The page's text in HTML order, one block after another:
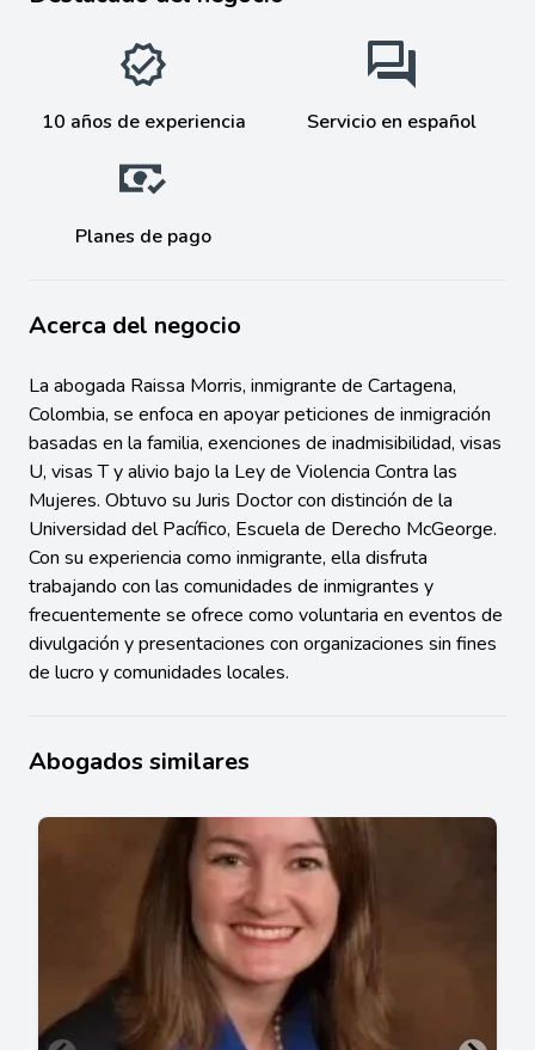
10 años de experiencia Servicio en español
Planes de pago
Acerca del negocio
La abogada Raissa Morris, inmigrante de Cartagena,
Colombia, se enfoca en apoyar peticiones de inmigración
basadas en la familia, exenciones de inadmisibilidad, visas
U, visas T y alivio bajo la Ley de Violencia Contra las
Mujeres. Obtuvo su Juris Doctor con distinción de la
Universidad del Pacífico, Escuela de Derecho McGeorge.
Con su experiencia como inmigrante, ella disfruta
trabajando con las comunidades de inmigrantes y
frecuentemente se ofrece como voluntaria en eventos de
divulgación y presentaciones con organizaciones sin fines
de lucro y comunidades locales.
Abogados similares